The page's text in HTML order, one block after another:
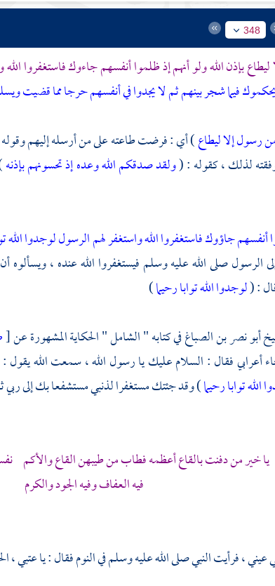
348
بإذن الله ولو أنهم إذ ظلموا أنفسهم جاءوك فاستغفروا الله
فيما شجر بينهم ثم لا يجدوا في أنفسهم حرجا مما قضيت
رسول إلا ليطاع) أي : فرضت طاعته على من أرسله إليهم وقوله
لذلك ، كقوله : (ولقد صدقكم الله وعده إذ تحسونهم بإذنه
أنفسهم جاؤوك فاستغفروا الله واستغفر لهم الرسول لوجدوا الله
الرسول صلى الله عليه وسلم فيستغفروا الله عنده ،
: (لوجدوا الله توابا رحيما)
أبو نصر بن الصباغفي كتابه " الشامل " الحكاية المشهورة عن[
أعرابي فقال : السلام عليك يا رسول الله ، سمعت الله
توابا رحيما) وقد جئتك مستغفرا لذنبي مستشفعا بك إلى ربي
يا خير من دفنت بالقاع أعظمه فطاب من طيبهن القاع والأكم
فيه العفاف وفيه الجود والكرم
، فرأيت النبي صلى الله عليه وسلم في النوم فقال : يا عتبي ،